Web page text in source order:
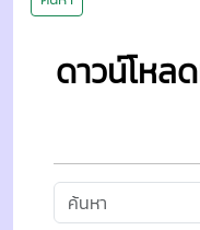
ดาวน์โหล